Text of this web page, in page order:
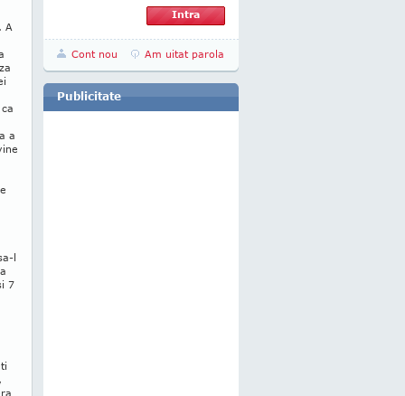
A
a
l
7
Cont nou Am uitat parola
Publicitate